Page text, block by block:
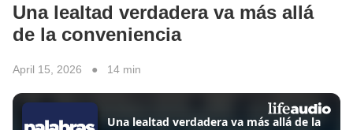
Una lealtad verdadera va más allá
de la conveniencia
April 15, 2026 ● 14 min